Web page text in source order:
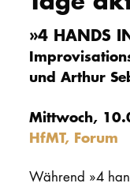
»4 HANDS
und Arthur
Mittwoch,
HfMT, Forum
Während »4